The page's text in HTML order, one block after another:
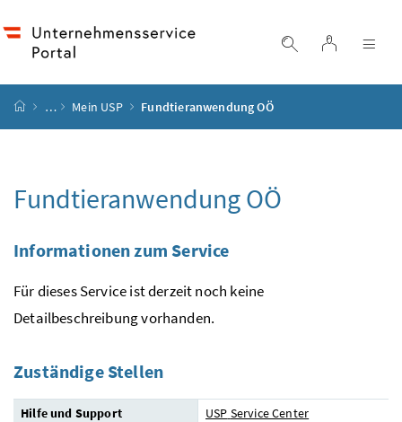
SucheLogin
Startseite
… Mein USP Fundtieranwendung OÖ
Fundtieranwendung OÖ
Informationen zum Service
Für dieses Service ist derzeit noch keine
Detailbeschreibung vorhanden.
Zuständige Stellen
Hilfe und Support USP Service Center